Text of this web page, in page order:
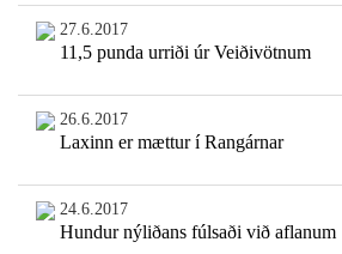
27.6.2017
11,5 punda urriði úr Veiðivötnum
26.6.2017
Laxinn er mættur í Rangárnar
24.6.2017
Hundur nýliðans fúlsaði við aflanum